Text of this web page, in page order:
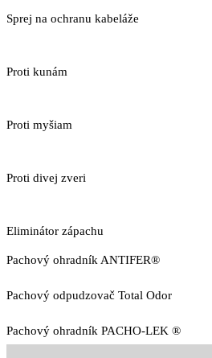
Sprej na ochranu kabeláže
Proti kunám
Proti myšiam
Proti divej zveri
Eliminátor zápachu
Pachový ohradník ANTIFER®
Pachový odpudzovač Total Odor
Pachový ohradník PACHO-LEK ®